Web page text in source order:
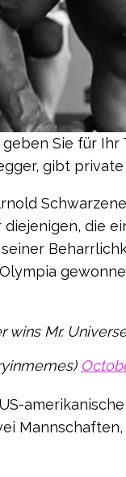
Sie für
gibt
die
wins Mr.